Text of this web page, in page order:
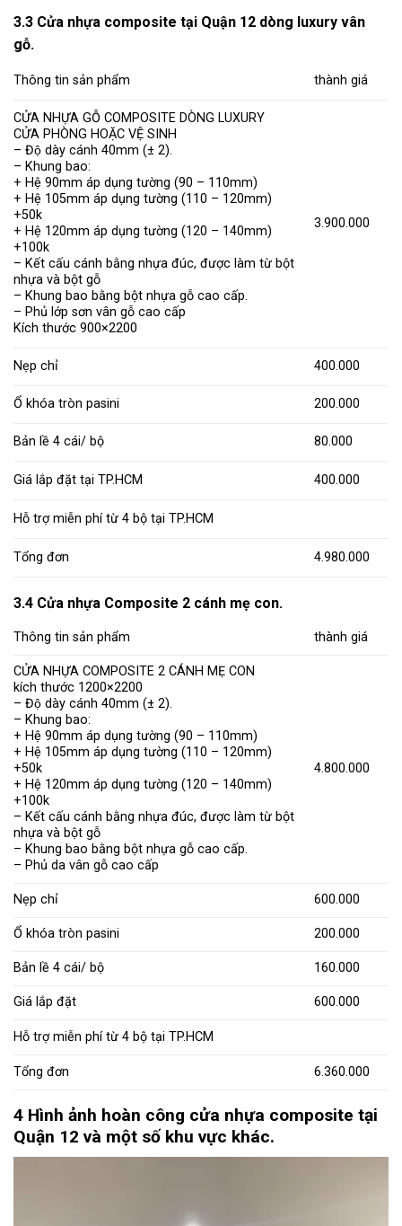
3.3 Cửa nhựa composite tại Quận 12 dòng luxury vân
gỗ.
Thông tin sản phẩm thành giá
CỬA NHỰA GỖ COMPOSITE DÒNG LUXURY
CỬA PHÒNG HOẶC VỆ SINH
– Độ dày cánh 40mm (± 2).
– Khung bao:
+ Hệ 90mm áp dụng tường (90 – 110mm)
+ Hệ 105mm áp dụng tường (110 – 120mm)
+50k
+ Hệ 120mm áp dụng tường (120 – 140mm)
+100k
– Kết cấu cánh bằng nhựa đúc, được làm từ bột
nhựa và bột gỗ
– Khung bao bằng bột nhựa gỗ cao cấp.
– Phủ lớp sơn vân gỗ cao cấp
Kích thước 900×2200
3.900.000
Nẹp chỉ 400.000
Ổ khóa tròn pasini 200.000
Bản lề 4 cái/ bộ 80.000
Giá lắp đặt tại TP.HCM 400.000
Hỗ trợ miễn phí từ 4 bộ tại TP.HCM
Tổng đơn 4.980.000
3.4 Cửa nhựa Composite 2 cánh mẹ con.
Thông tin sản phẩm thành giá
CỬA NHỰA COMPOSITE 2 CÁNH MẸ CON
kích thước 1200×2200
– Độ dày cánh 40mm (± 2).
– Khung bao:
+ Hệ 90mm áp dụng tường (90 – 110mm)
+ Hệ 105mm áp dụng tường (110 – 120mm)
+50k
+ Hệ 120mm áp dụng tường (120 – 140mm)
+100k
– Kết cấu cánh bằng nhựa đúc, được làm từ bột
nhựa và bột gỗ
– Khung bao bằng bột nhựa gỗ cao cấp.
– Phủ da vân gỗ cao cấp
4.800.000
Nẹp chỉ 600.000
Ổ khóa tròn pasini 200.000
Bản lề 4 cái/ bộ 160.000
Giá lắp đặt 600.000
Hỗ trợ miễn phí từ 4 bộ tại TP.HCM
Tổng đơn 6.360.000
4 Hình ảnh hoàn công cửa nhựa composite tại
Quận 12 và một số khu vực khác.